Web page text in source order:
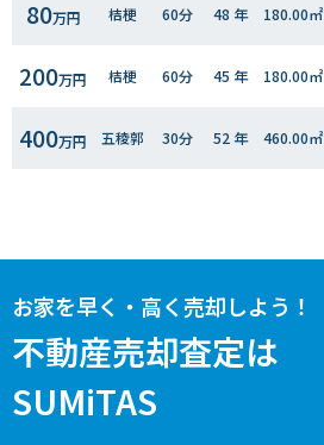
80万円 桔梗 60分 48 年 180.00㎡
200万円 桔梗 60分 45 年 180.00㎡
400万円 五稜郭 30分 52 年 460.00㎡
お家を早く・高く売却しよう！
不動産売却査定は
SUMiTAS